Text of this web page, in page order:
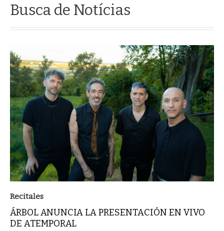
Busca de Notícias
Recitales
ÁRBOL ANUNCIA LA PRESENTACIÓN EN VIVO
DE ATEMPORAL